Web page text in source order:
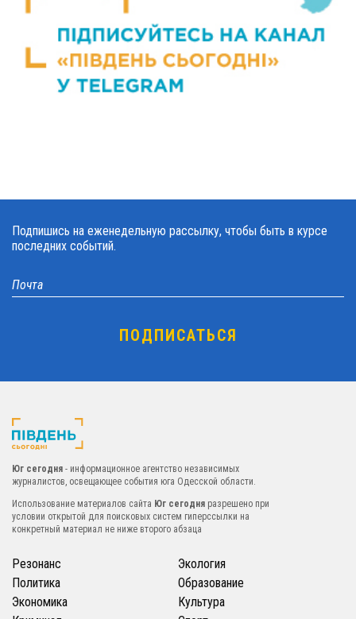
Подпишись на еженедельную рассылку, чтобы быть в курсе
последних событий.
Юг сегодня - информационное агентство независимых
журналистов, освещающее события юга Одесской области.
Использование материалов сайта Юг сегодня разрешено при
условии открытой для поисковых систем гиперссылки на
конкретный материал не ниже второго абзаца
Резонанс
Политика
Экономика
Экология
Образование
Культура